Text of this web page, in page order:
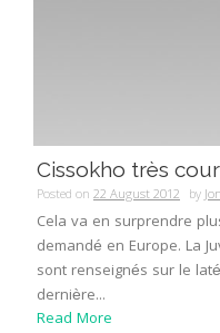
Cissokho très
Posted on 22 August 2012 by
Cela va en surprendre
demandé en Europe. La
sont renseignés sur le
dernière...
Read More